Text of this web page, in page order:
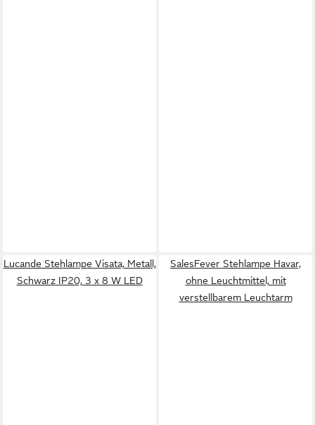
Lucande Stehlampe Visata, Metall,
Schwarz IP20, 3 x 8 W LED
SalesFever Stehlampe Havar,
ohne Leuchtmittel, mit
verstellbarem Leuchtarm